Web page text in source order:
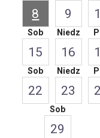
8 9
Sob
15
Niedz
16
Sob
22
Niedz
23
Sob
29